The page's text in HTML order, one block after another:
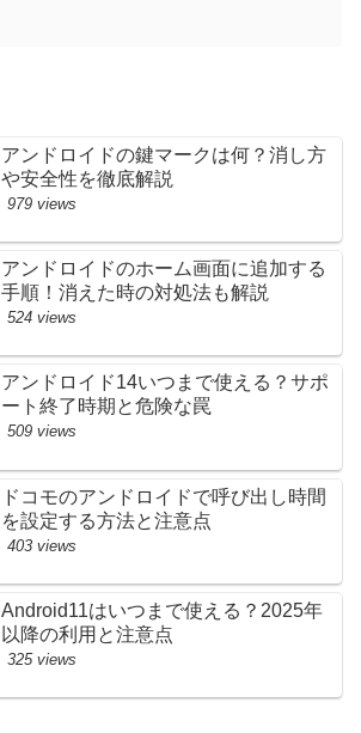
アンドロイドの鍵マークは何？消し方
や安全性を徹底解説
979 views
アンドロイドのホーム画面に追加する
手順！消えた時の対処法も解説
524 views
アンドロイド14いつまで使える？サポ
ート終了時期と危険な罠
509 views
ドコモのアンドロイドで呼び出し時間
を設定する方法と注意点
403 views
Android11はいつまで使える？2025年
以降の利用と注意点
325 views